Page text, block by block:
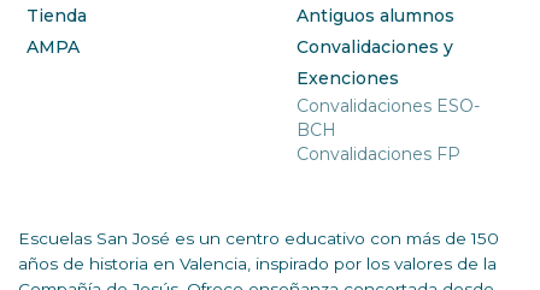
Tienda
AMPA
Antiguos alumnos
Convalidaciones y
Exenciones
Convalidaciones ESO-
BCH
Convalidaciones FP
Escuelas San José es un centro educativo con más de 150
años de historia en Valencia, inspirado por los valores de la